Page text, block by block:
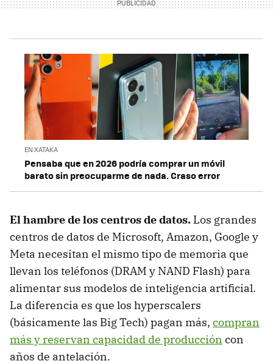
EN XATAKA
Pensaba que en 2026 podría comprar un móvil
barato sin preocuparme de nada. Craso error
El hambre de los centros de datos. Los grandes
centros de datos de Microsoft, Amazon, Google y
Meta necesitan el mismo tipo de memoria que
llevan los teléfonos (DRAM y NAND Flash) para
alimentar sus modelos de inteligencia artificial.
La diferencia es que los hyperscalers
(básicamente las Big Tech) pagan más, compran
más y reservan capacidad de producción con
años de antelación.